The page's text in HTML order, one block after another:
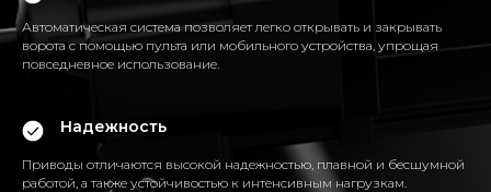
Автоматическая система позволяет легко открывать и закрывать
ворота с помощью пульта или мобильного устройства, упрощая
повседневное использование.
Надежность
Приводы отличаются высокой надежностью, плавной и бесшумной
работой, а также устойчивостью к интенсивным нагрузкам.